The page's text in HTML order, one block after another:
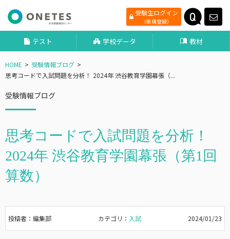
受験生ログイン
（新規登録）
テスト 学校データ 教材
HOME
受験情報ブログ
思考コードで入試問題を分析！ 2024年 渋谷教育学園幕張（...
受験情報ブログ
思考コードで入試問題を分析！
2024年 渋谷教育学園幕張（第1回
算数）
投稿者：編集部 カテゴリ： 入試 2024/01/23